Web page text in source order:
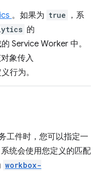
。如果为 true
，系
的
Service Worker 中。
象传入
行为。
工件时，您可以指定一
统会使用您定义的匹配
workbox-